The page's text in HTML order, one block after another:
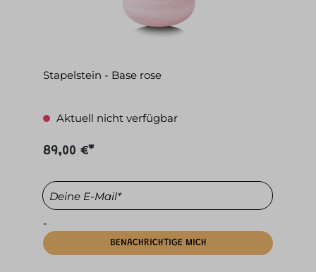
Stapelstein - Base rose
Aktuell nicht verfügbar
89,00 €*
-
BENACHRICHTIGE MICH